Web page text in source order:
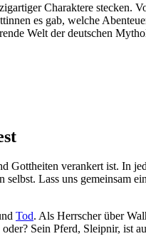
Charaktere stecken.
es gab, welche
Welt der deutschen
verankert ist. In
Lass uns gemeinsam
Tod.⁢ Als Herrscher über
Sein Pferd, Sleipnir, ist